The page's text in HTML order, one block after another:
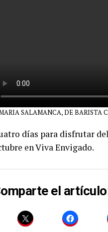
SALAMANCA, DE BARISTA
días para disfrutar
en Viva Envigado.
el